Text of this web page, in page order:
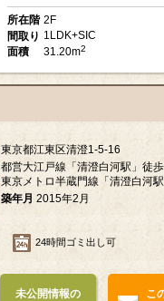
所在階 2F
間取り 1LDK+SIC
面積
31.20m2
東京都江東区清澄1-5-16
都営大江戸線「清澄白河駅」徒
東京メトロ半蔵門線「清澄白河
築年月 2015年2月
24時間ゴミ出し可
未公開情報の
こ